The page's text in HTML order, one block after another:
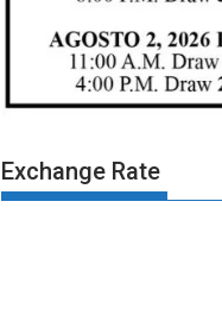
Exchange Rate